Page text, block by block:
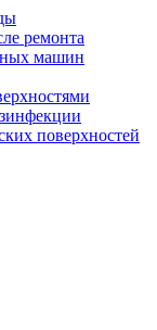
ремонта
машин
поверхностей